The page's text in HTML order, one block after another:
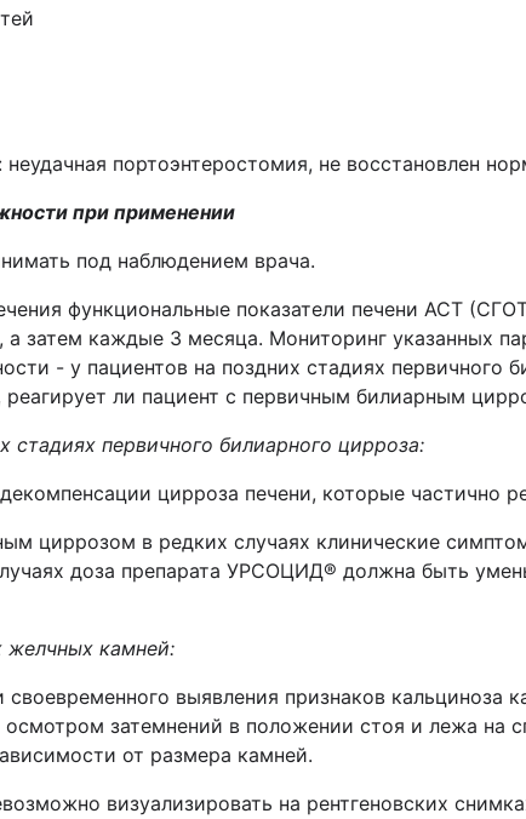
портоэнтеростомия, не восстановлен
при применении
под наблюдением врача.
функциональные показатели печени АСТ
затем каждые 3 месяца. Мониторинг указанных
- у пациентов на поздних стадиях
ли пациент с первичным билиарным
стадиях первичного билиарного цирроза:
цирроза печени, которые частично
циррозом в редких случаях клинические
доза препарата УРСОЦИД® должна быть
желчных камней:
выявления признаков кальциноза
затемнений в положении стоя и лежа на
от размера камней.
визуализировать на рентгеновских